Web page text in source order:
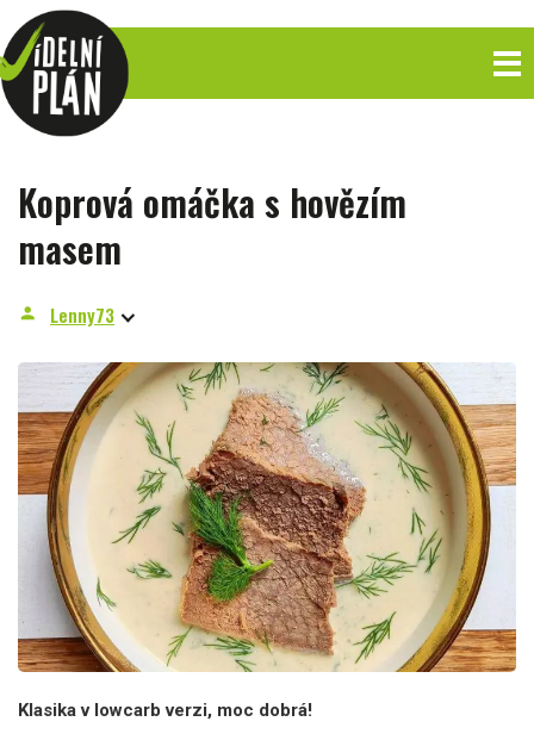
Koprová omáčka s hovězím
masem
person Lenny73
Klasika v lowcarb verzi, moc dobrá!